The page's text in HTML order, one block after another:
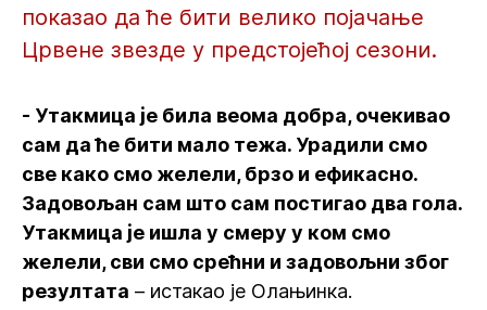
показао да ће бити велико појачање
Црвене звезде у предстојећој сезони.
- Утакмица је била веома добра, очекивао
сам да ће бити мало тежа. Урадили смо
све како смо желели, брзо и ефикасно.
Задовољан сам што сам постигао два гола.
Утакмица је ишла у смеру у ком смо
желели, сви смо срећни и задовољни због
резултата – истакао је Олањинка.